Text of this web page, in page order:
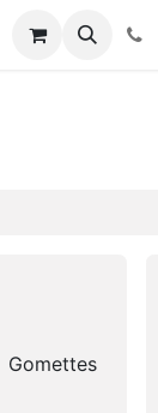
Gomettes